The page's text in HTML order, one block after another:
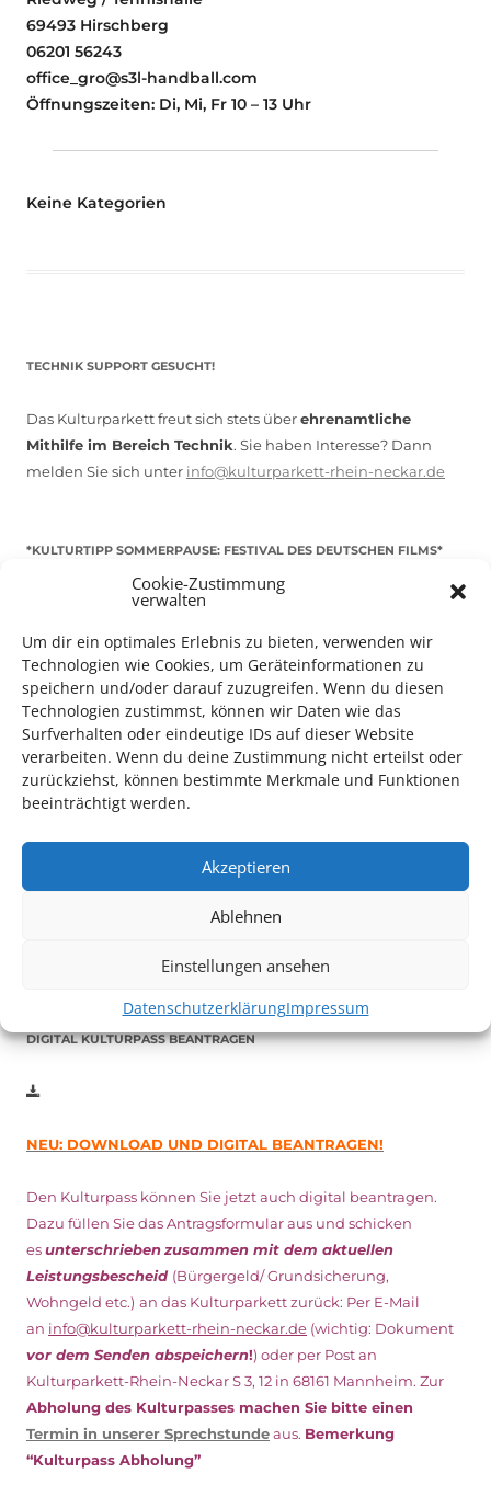
Cookie-Zustimmung
verwalten
Um dir ein optimales Erlebnis zu bieten, verwenden wir
Technologien wie Cookies, um Geräteinformationen zu
speichern und/oder darauf zuzugreifen. Wenn du diesen
Technologien zustimmst, können wir Daten wie das
Surfverhalten oder eindeutige IDs auf dieser Website
verarbeiten. Wenn du deine Zustimmung nicht erteilst oder
zurückziehst, können bestimmte Merkmale und Funktionen
beeinträchtigt werden.
Akzeptieren
Ablehnen
Einstellungen ansehen
DatenschutzerklärungImpressum
69493 Hirschberg
06201 56243
office_gro@s3l-handball.com
Öffnungszeiten: Di, Mi, Fr 10 – 13 Uhr
Keine Kategorien
TECHNIK SUPPORT GESUCHT!
Das Kulturparkett freut sich stets überehrenamtliche
Mithilfe im Bereich Technik. Sie haben Interesse? Dann
melden Sie sich unter info@kulturparkett-rhein-neckar.de
*KULTURTIPP SOMMERPAUSE: FESTIVAL DES DEUTSCHEN FILMS*
Vom 19. August bist zum 9. September
Inhaber*innen freien Eintritt
zu den Vorstellungen – 30
Weitere Details zum Festival finden SieHIER
DIGITAL KULTURPASS BEANTRAGEN
NEU: DOWNLOAD UND DIGITAL BEANTRAGEN!
Den Kulturpass können Sie jetzt auch digital beantragen.
Dazu füllen Sie das Antragsformular aus und schicken
esunterschriebenzusammen mit dem aktuellen
Leistungsbescheid (Bürgergeld/ Grundsicherung,
Wohngeld etc.) an das Kulturparkett zurück: Per E-Mail
an info@kulturparkett-rhein-neckar.de (wichtig: Dokument
vor dem Senden abspeichern!) oder per Post an
Kulturparkett-Rhein-Neckar S 3, 12 in 68161 Mannheim. Zur
Abholung des Kulturpasses machen Sie bitte einen
Termin in unserer Sprechstundeaus. Bemerkung
“Kulturpass Abholung”